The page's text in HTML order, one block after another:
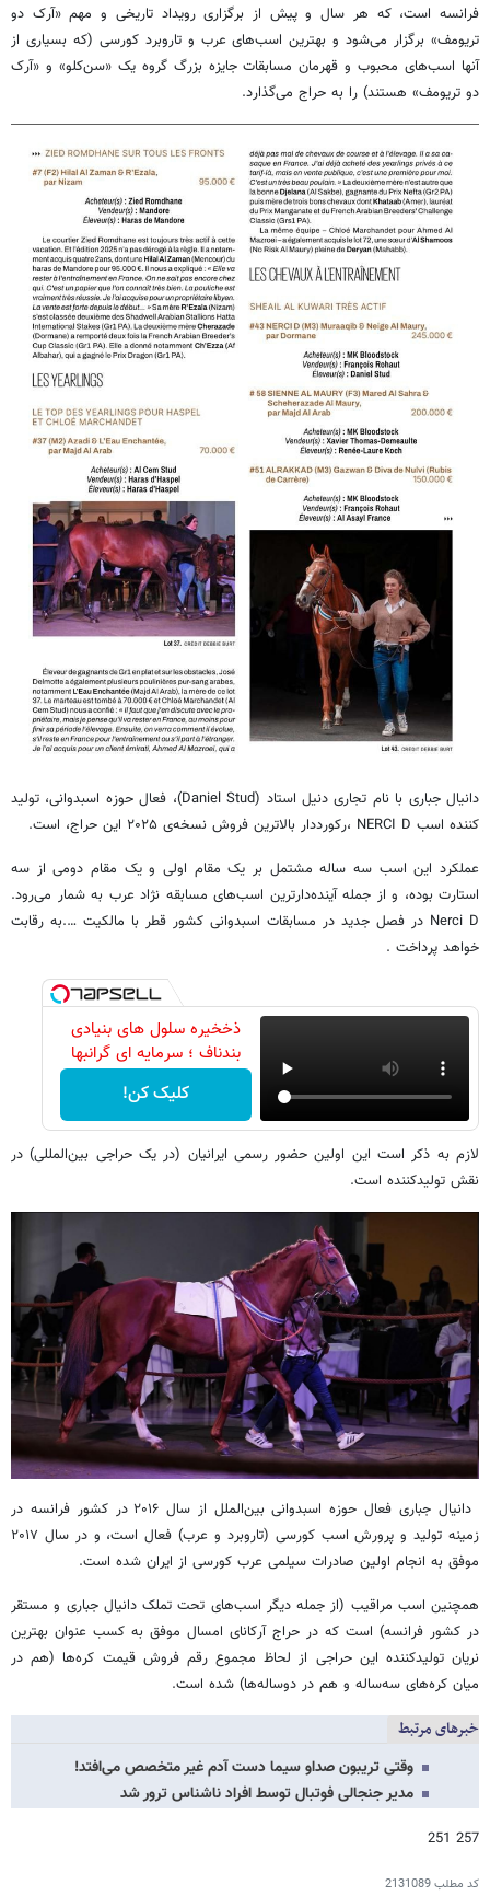
فرانسه است، که هر سال و پیش از برگزاری رویداد تاریخی و مهم «آرک دو
تریومف» برگزار می‌شود و بهترین اسب‌های عرب و تاروبرد کورسی (که بسیاری از
آنها اسب‌های محبوب و قهرمان مسابقات جایزه بزرگ گروه یک «سن‌کلو» و «آرک
دو تریومف» هستند) را به حراج می‌گذارد.
دانیال جباری با نام تجاری دنیل استاد (Daniel Stud)، فعال حوزه اسبدوانی، تولید
کننده اسب NERCI D ،رکورددار بالاترین فروش نسخه‌ی ۲۰۲۵ این حراج، است.
عملکرد این اسب سه ساله مشتمل بر یک مقام اولی و یک مقام دومی از سه
استارت بوده، و از جمله آینده‌دارترین اسب‌های مسابقه نژاد عرب به شمار می‌رود.
Nerci D در فصل جدید در مسابقات اسبدوانی کشور قطر با مالکیت ….به رقابت
خواهد پرداخت .
ذخخیره سلول های بنیادی
بندناف ؛ سرمایه ای گرانبها
کلیک کن!
لازم به ذکر است این اولین حضور رسمی ایرانیان (در یک حراجی بین‌المللی) در
نقش تولیدکننده است.
دانیال جباری فعال حوزه اسبدوانی بین‌الملل از سال ۲۰۱۶ در کشور فرانسه در
زمینه تولید و پرورش اسب کورسی (تاروبرد و عرب) فعال است، و در سال ۲۰۱۷
موفق به انجام اولین صادرات سیلمی عرب کورسی از ایران شده است.
همچنین اسب مراقیب (از جمله دیگر اسب‌های تحت تملک دانیال جباری و مستقر
در کشور فرانسه) است که در حراج آرکانای امسال موفق به کسب عنوان بهترین
نریان تولیدکننده این حراجی از لحاظ مجموع رقم فروش قیمت کره‌ها (هم در
میان کره‌های سه‌ساله و هم در دوساله‌ها) شده است.
خبرهای مرتبط
وقتی تریبون صداو سیما دست آدم غیر متخصص می‌افتد!
مدیر جنجالی فوتبال توسط افراد ناشناس ترور شد
257 251
کد مطلب2131089